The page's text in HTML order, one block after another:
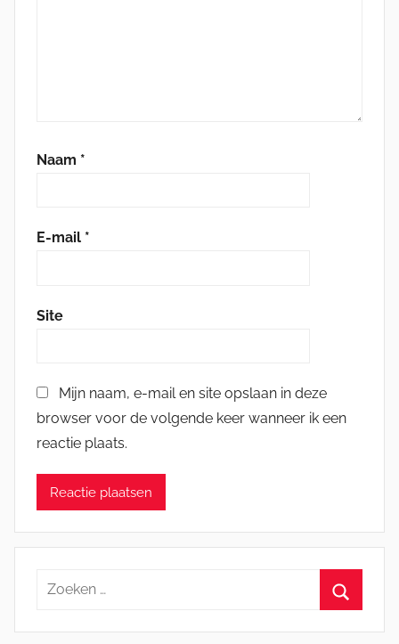
Naam *
E-mail *
Site
Mijn naam, e-mail en site opslaan in deze
browser voor de volgende keer wanneer ik een
reactie plaats.
Zoeken